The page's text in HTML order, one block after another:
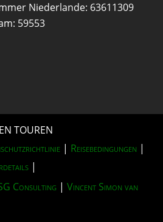
Niederlande: 63611309
59553
TOUREN
| Reisebedingungen|
|
Consulting| Vincent Simon van